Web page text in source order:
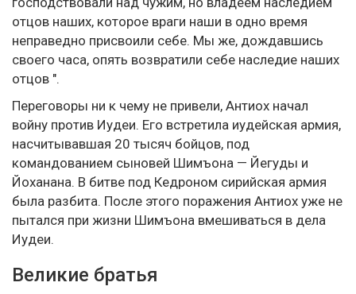
отцов наших, которое враги наши в одно время
неправедно присвоили себе. Мы же, дождавшись
своего часа, опять возвратили себе наследие наших
отцов ".
Переговоры ни к чему не привели, Антиох начал
войну против Иудеи. Его встретила иудейская армия,
насчитывавшая 20 тысяч бойцов, под
командованием сыновей Шимъона — Йегуды и
Йоханана. В битве под Кедроном сирийская армия
была разбита. После этого поражения Антиох уже не
пытался при жизни Шимъона вмешиваться в дела
Иудеи.
Великие братья